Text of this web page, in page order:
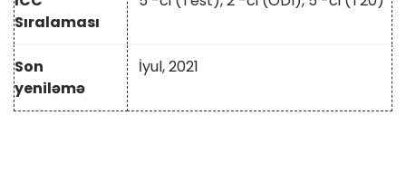
Sıralaması
Son
yeniləmə
İyul, 2021